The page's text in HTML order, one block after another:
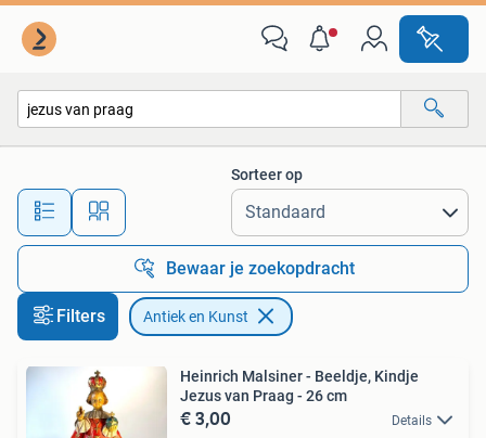
Alle afstanden…
Sorteer op
Bewaar je zoekopdracht
Filters Antiek en Kunst
Heinrich Malsiner - Beeldje, Kindje
Jezus van Praag - 26 cm
€ 3,00 Details